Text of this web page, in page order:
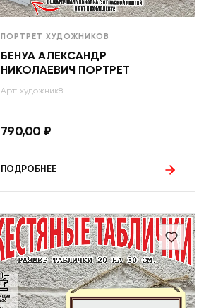
ПОРТРЕТ ХУДОЖНИКОВ
БЕНУА АЛЕКСАНДР
НИКОЛАЕВИЧ ПОРТРЕТ
Арт: художник8
790,00 ₽
ПОДРОБНЕЕ